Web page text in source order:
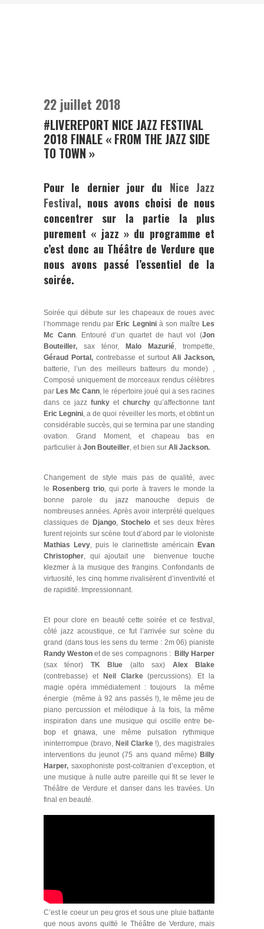
22 juillet 2018
#LIVEREPORT NICE JAZZ FESTIVAL
2018 FINALE « FROM THE JAZZ SIDE
TO TOWN »
Pour le dernier jour du Nice Jazz
Festival, nous avons choisi de nous
concentrer sur la partie la plus
purement « jazz » du programme et
c’est donc au Théâtre de Verdure que
nous avons passé l’essentiel de la
soirée.
Soirée qui débute sur les chapeaux de roues avec
l’hommage rendu par Eric Legnini à son maître Les
Mc Cann. Entouré d’un quartet de haut vol (Jon
Bouteiller, sax ténor, Malo Mazurié, trompette,
Géraud Portal , contrebasse et surtoutAli Jackson,
batterie, l’un des meilleurs batteurs du monde) ,
Composé uniquement de morceaux rendus célèbres
par Les Mc Cann, le répertoire joué qui a ses racines
dans ce jazz funky et churchy qu’affectionne tant
Eric Legnini, a de quoi réveiller les morts, et obtint un
considérable succès, qui se termina par une standing
ovation. Grand Moment, et chapeau bas en
particulier à Jon Bouteiller, et bien sur Ali Jackson.
Changement de style mais pas de qualité, avec
le Rosenberg trio, qui porte à travers le monde la
bonne parole du jazz manouche depuis de
nombreuses années. Après avoir interprété quelques
classiques de
Django,Stochelo et ses deux frères
furent rejoints sur scène tout d’abord par le violoniste
Mathias Levy, puis le clarinettiste américain
Evan
Christopher, qui ajoutait une bienvenue touche
klezmer à la musique des frangins. Confondants de
virtuosité, les cinq homme rivalisèrent d’inventivité et
de rapidité. Impressionnant.
Et pour clore en beauté cette soirée et ce festival,
côté jazz acoustique, ce fut l’arrivée sur scène du
grand (dans tous les sens du terme : 2m 06) pianiste
Randy Weston et de ses compagnons : Billy Harper
(sax ténor) TK Blue (alto sax) Alex Blake
(contrebasse) et
Neil Clarke(percussions). Et la
magie opéra immédiatement : toujours la même
énergie (même à 92 ans passés !), le même jeu de
piano percussion et mélodique à la fois, la même
inspiration dans une musique qui oscille entre be-
bop etgnawa, une même pulsation rythmique
ininterrompue (bravo, Neil Clarke!), des magistrales
interventions du jeunot (75 ans quand même)Billy
Harper, saxophoniste post-coltranien d’exception, et
une musique à nulle autre pareille qui fit se lever le
Théâtre de Verdure et danser dans les travées. Un
final en beauté.
C’est le coeur un peu gros et sous une pluie battante
que nous avons quitté le Théâtre de Verdure, mais